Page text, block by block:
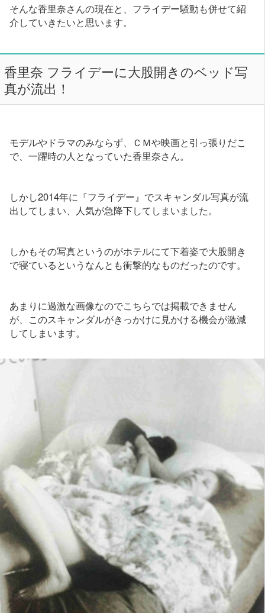
そんな香里奈さんの現在と、フライデー騒動も併せて紹
介していきたいと思います。
香里奈 フライデーに大股開きのベッド写
真が流出！
モデルやドラマのみならず、ＣＭや映画と引っ張りだこ
で、一躍時の人となっていた香里奈さん。
しかし2014年に『フライデー』でスキャンダル写真が流
出してしまい、人気が急降下してしまいました。
しかもその写真というのがホテルにて下着姿で大股開き
で寝ているというなんとも衝撃的なものだったのです。
あまりに過激な画像なのでこちらでは掲載できません
が、このスキャンダルがきっかけに見かける機会が激減
してしまいます。